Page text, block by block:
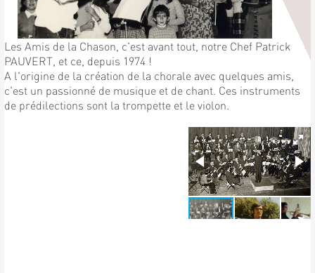
Les Amis de la Chason, c'est avant tout, notre Chef Patrick
PAUVERT, et ce, depuis 1974 !
A l'origine de la création de la chorale avec quelques amis,
c'est un passionné de musique et de chant. Ces instruments
de prédilections sont la trompette et le violon.